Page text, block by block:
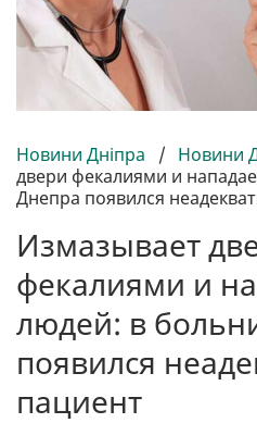
Новини Дніпра / Новини
двери фекалиями и
Днепра появился
Измазывает
фекалиями и
людей: в
появился
пациент